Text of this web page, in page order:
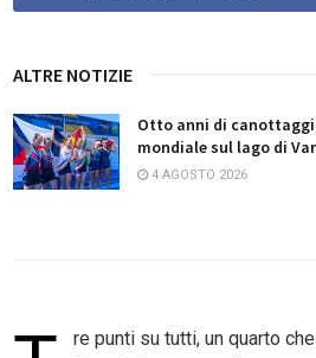
ALTRE NOTIZIE
Otto anni di
mondiale sul lago di
4 AGOSTO 2026
re punti su tutti, un quarto